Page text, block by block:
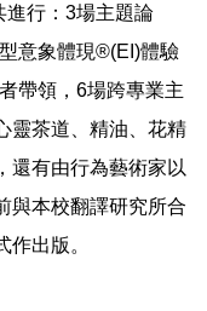
行：3場主題論
意象體現®(EI)體驗
帶領，6場跨專業主
靈茶道、精油、花精
還有由行為藝術家以
與本校翻譯研究所合
出版。